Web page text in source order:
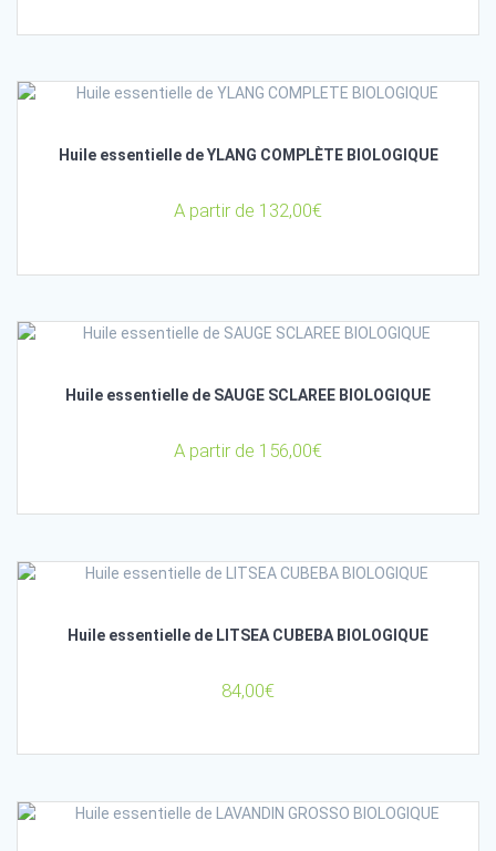
Huile essentielle de YLANG COMPLÈTE BIOLOGIQUE
A partir de 132,00€
Huile essentielle de SAUGE SCLAREE BIOLOGIQUE
A partir de 156,00€
Huile essentielle de LITSEA CUBEBA BIOLOGIQUE
84,00€